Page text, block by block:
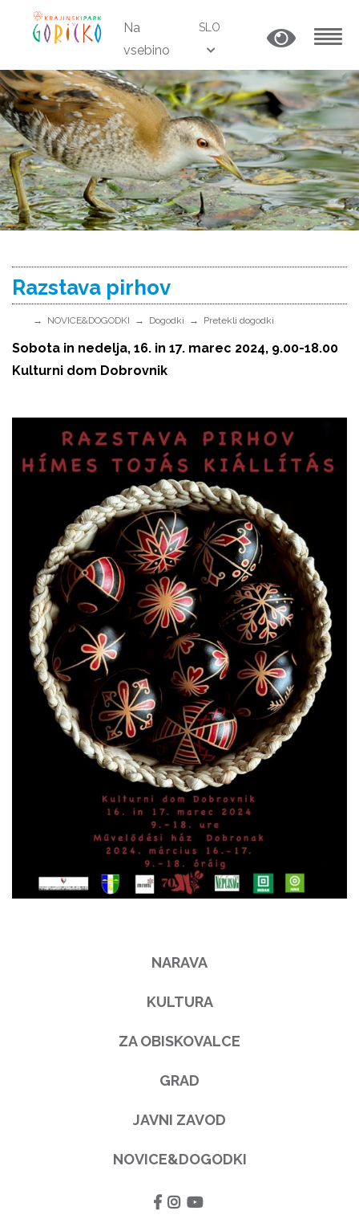
Na
vsebino
SLO
Razstava pirhov
NOVICE&DOGODKI Dogodki Pretekli dogodki
Sobota in nedelja, 16. in 17. marec 2024, 9.00-18.00
Kulturni dom Dobrovnik
NARAVA
KULTURA
ZA OBISKOVALCE
GRAD
JAVNI ZAVOD
NOVICE&DOGODKI